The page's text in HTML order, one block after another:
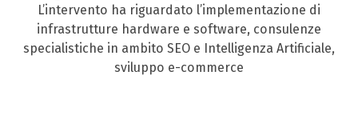
L’intervento ha riguardato l’implementazione di
infrastrutture hardware e software, consulenze
specialistiche in ambito SEO e Intelligenza Artificiale,
sviluppo e-commerce